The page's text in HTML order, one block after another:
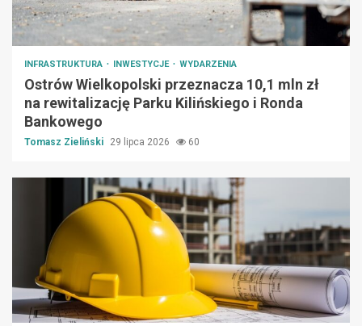
INFRASTRUKTURA INWESTYCJE WYDARZENIA
Ostrów Wielkopolski przeznacza 10,1 mln zł
na rewitalizację Parku Kilińskiego i Ronda
Bankowego
Tomasz Zieliński 29 lipca 2026 60